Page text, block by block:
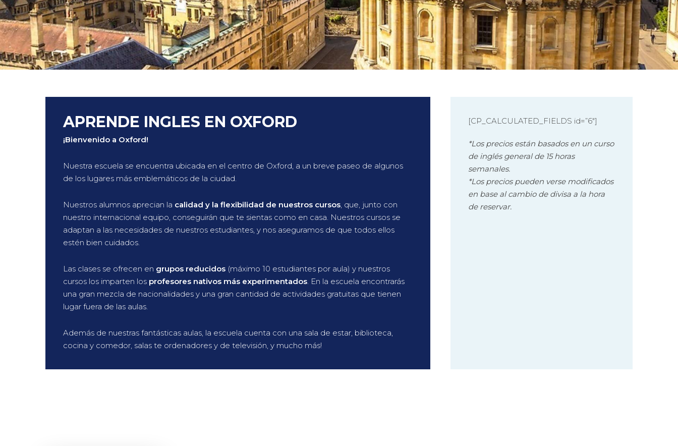
APRENDE INGLES EN OXFORD
¡Bienvenido a Oxford!
Nuestra escuela se encuentra ubicada en el centro de Oxford, a un breve paseo de algunos
de los lugares más emblemáticos de la ciudad.
Nuestros alumnos aprecian la calidad y la flexibilidad de nuestros cursos, que, junto con
nuestro internacional equipo, conseguirán que te sientas como en casa. Nuestros cursos se
adaptan a las necesidades de nuestros estudiantes, y nos aseguramos de que todos ellos
estén bien cuidados.
Las clases se ofrecen en grupos reducidos(máximo 10 estudiantes por aula) y nuestros
cursos los imparten los profesores nativos más experimentados. En la escuela encontrarás
una gran mezcla de nacionalidades y una gran cantidad de actividades gratuitas que tienen
lugar fuera de las aulas.
Además de nuestras fantásticas aulas, la escuela cuenta con una sala de estar, biblioteca,
cocina y comedor, salas te ordenadores y de televisión, y mucho más!
[CP_CALCULATED_FIELDS id=”6″]
*Los precios están basados en un curso
de inglés general de 15 horas
semanales.
*Los precios pueden verse modificados
en base al cambio de divisa a la hora
de reservar.